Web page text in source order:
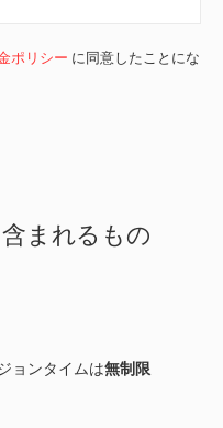
ポリシー に同意したことにな
まれるもの
ョンタイムは無制限